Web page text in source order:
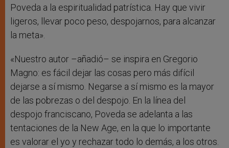
Poveda a la espiritualidad patrística. Hay que vivir
ligeros, llevar poco peso, despojarnos, para alcanzar
la meta».
«Nuestro autor –añadió– se inspira en Gregorio
Magno: es fácil dejar las cosas pero más difícil
dejarse a sí mismo. Negarse a sí mismo es la mayor
de las pobrezas o del despojo. En la línea del
despojo franciscano, Poveda se adelanta a las
tentaciones de la New Age, en la que lo importante
es valorar el yo y rechazar todo lo demás, a los otros.